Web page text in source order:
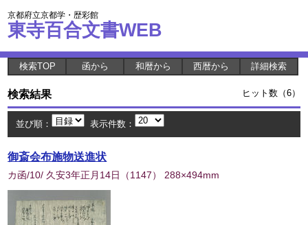
京都府立京都学・歴彩館
東寺百合文書WEB
検索TOP 函から 和暦から 西暦から 詳細検索
検索結果 ヒット数（6）
並び順： 表示件数：
御斎会布施物送進状
カ函/10/ 久安3年正月14日 （1147） 288×494mm